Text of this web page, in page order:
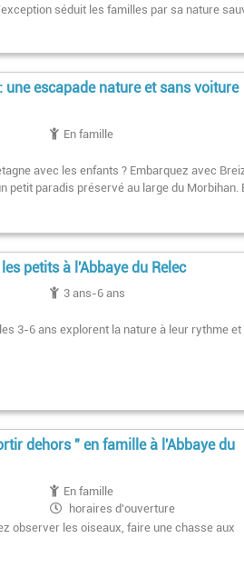
séduit les familles par sa nature
une escapade nature et sans voiture
En famille
avec les enfants ? Embarquez avec
petit paradis préservé au large du Morbihan.
petits à l'Abbaye du Relec
3 ans-6 ans
3-6 ans explorent la nature à leur rythme et
dehors " en famille à l'Abbaye du
En famille
horaires d'ouverture
observer les oiseaux, faire une chasse aux